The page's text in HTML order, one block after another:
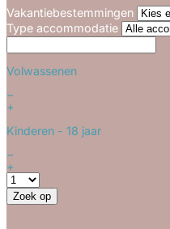
Vakantiebestemmingen
Type accommodatie
Volwassenen
−
+
Kinderen - 18 jaar
−
+
Zoek op